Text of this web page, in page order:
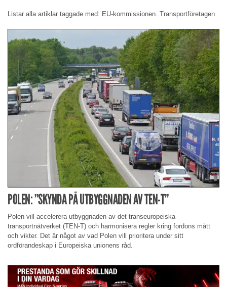
Listar alla artiklar taggade med: EU-kommissionen. Transportföretagen
POLEN: ”SKYNDA PÅ UTBYGGNADEN AV TEN-T”
Polen vill accelerera utbyggnaden av det transeuropeiska
transportnätverket (TEN-T) och harmonisera regler kring fordons mått
och vikter. Det är något av vad Polen vill prioritera under sitt
ordförandeskap i Europeiska unionens råd.